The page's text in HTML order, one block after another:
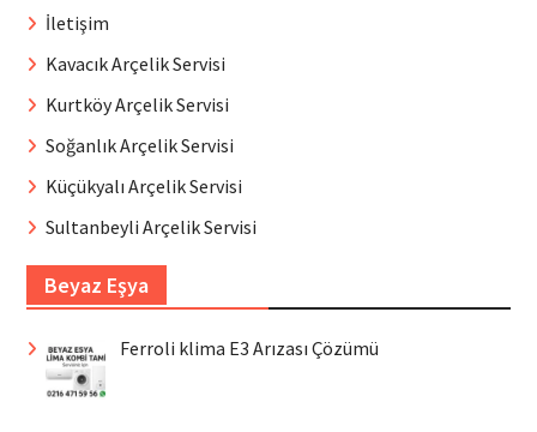
İletişim
Kavacık Arçelik Servisi
Kurtköy Arçelik Servisi
Soğanlık Arçelik Servisi
Küçükyalı Arçelik Servisi
Sultanbeyli Arçelik Servisi
Beyaz Eşya
Ferroli klima E3 Arızası Çözümü